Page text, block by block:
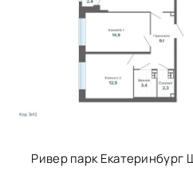
Ривер парк Екатеринбург